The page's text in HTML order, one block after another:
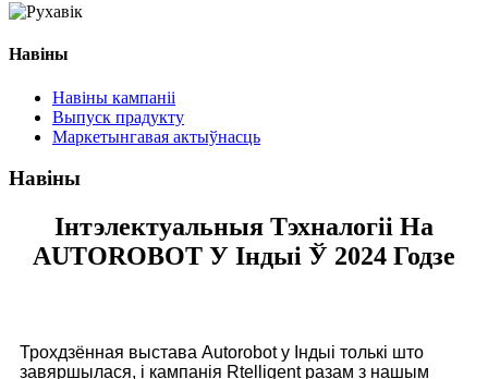
Навіны
Навіны кампаніі
Выпуск прадукту
Маркетынгавая актыўнасць
Навіны
Інтэлектуальныя Тэхналогіі На
AUTOROBOT У Індыі Ў 2024 Годзе
Трохдзённая выстава Autorobot у Індыі толькі што
завяршылася, і кампанія Rtelligent разам з нашым